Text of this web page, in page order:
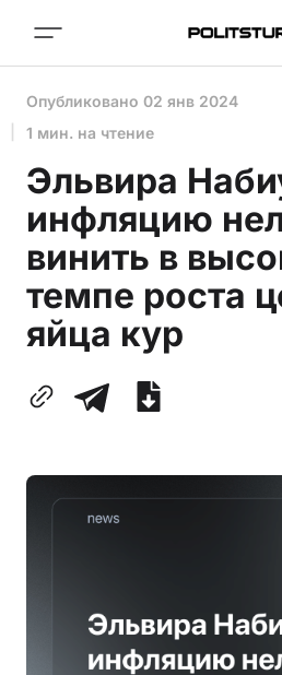
Опубликовано 02 янв 2024
1 мин. на чтение
Эльвира
инфляцию
винить в
темпе роста
яйца кур